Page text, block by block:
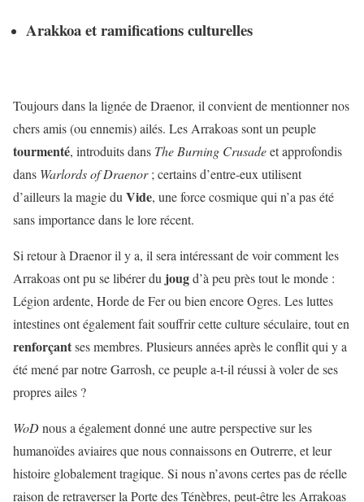
Arakkoa et ramifications culturelles
Toujours dans la lignée de Draenor, il convient de mentionner nos
chers amis (ou ennemis) ailés. Les Arrakoas sont un peuple
tourmenté, introduits dans The Burning Crusadeet approfondis
dans Warlords of Draenor; certains d’entre-eux utilisent
d’ailleurs la magie du Vide, une force cosmique qui n’a pas été
sans importance dans le lore récent.
Si retour à Draenor il y a, il sera intéressant de voir comment les
Arrakoas ont pu se libérer du jougd’à peu près tout le monde :
Légion ardente, Horde de Fer ou bien encore Ogres. Les luttes
intestines ont également fait souffrir cette culture séculaire, tout en
renforçantses membres. Plusieurs années après le conflit qui y a
été mené par notre Garrosh, ce peuple a-t-il réussi à voler de ses
propres ailes ?
WoDnous a également donné une autre perspective sur les
humanoïdes aviaires que nous connaissons en Outrerre, et leur
histoire globalement tragique. Si nous n’avons certes pas de réelle
raison de retraverser la Porte des Ténèbres, peut-être les Arrakoas